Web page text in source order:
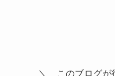
＼ このブログが